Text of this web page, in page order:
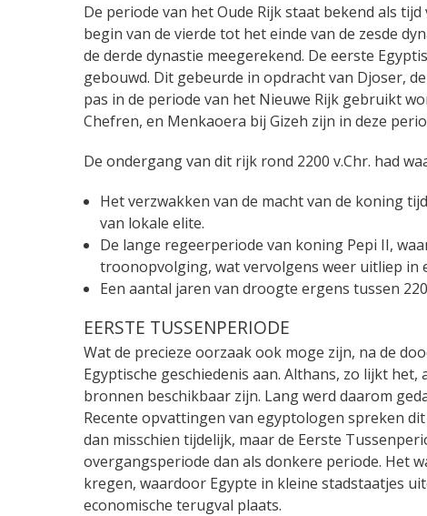
De periode van het Oude Rijk staat bekend als
begin van de vierde tot het einde van de zesde
de derde dynastie meegerekend. De eerste
gebouwd. Dit gebeurde in opdracht van Djoser,
pas in de periode van het Nieuwe Rijk gebruikt
Chefren, en Menkaoera bij Gizeh zijn in deze
De ondergang van dit rijk rond 2200 v.Chr. had
Het verzwakken van de macht van de koning
van lokale elite.
De lange regeerperiode van koning Pepi II,
troonopvolging, wat vervolgens weer uitliep in
Een aantal jaren van droogte ergens tussen
EERSTE TUSSENPERIODE
Wat de precieze oorzaak ook moge zijn, na de
Egyptische geschiedenis aan. Althans, zo lijkt
bronnen beschikbaar zijn. Lang werd daarom
Recente opvattingen van egyptologen spreken
dan misschien tijdelijk, maar de Eerste
overgangsperiode dan als donkere periode. Het
kregen, waardoor Egypte in kleine stadstaatjes
economische terugval plaats.